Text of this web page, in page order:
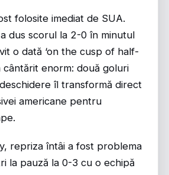
folosite imediat de SUA.
dus scorul la 2-0 în minutul
o dată ‘on the cusp of half-
cântărit enorm: două goluri
îl transformă direct
americane pentru
repriza întâi a fost problema
la pauză la 0-3 cu o echipă